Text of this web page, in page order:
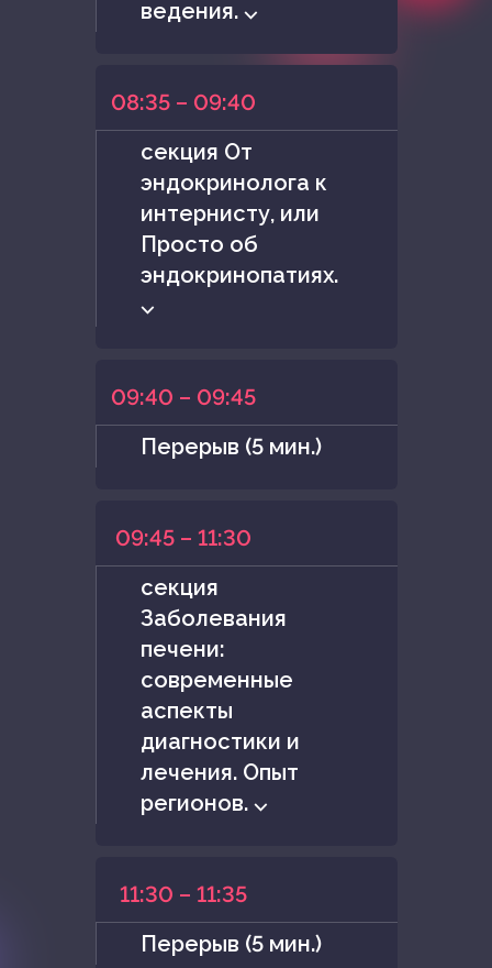
ведения. ⌵
08:35 – 09:40
секция От
эндокринолога к
интернисту, или
Просто об
эндокринопатиях.
⌵
09:40 – 09:45
Перерыв (5 мин.)
09:45 – 11:30
секция
Заболевания
печени:
современные
аспекты
диагностики и
лечения. Опыт
регионов. ⌵
11:30 – 11:35
Перерыв (5 мин.)